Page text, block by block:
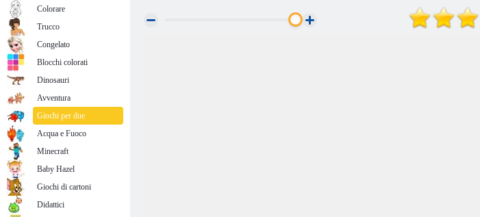
Colorare
Trucco
Congelato
Blocchi colorati
Dinosauri
Avventura
Giochi per due
Acqua e Fuoco
Minecraft
Baby Hazel
Giochi di cartoni
Didattici